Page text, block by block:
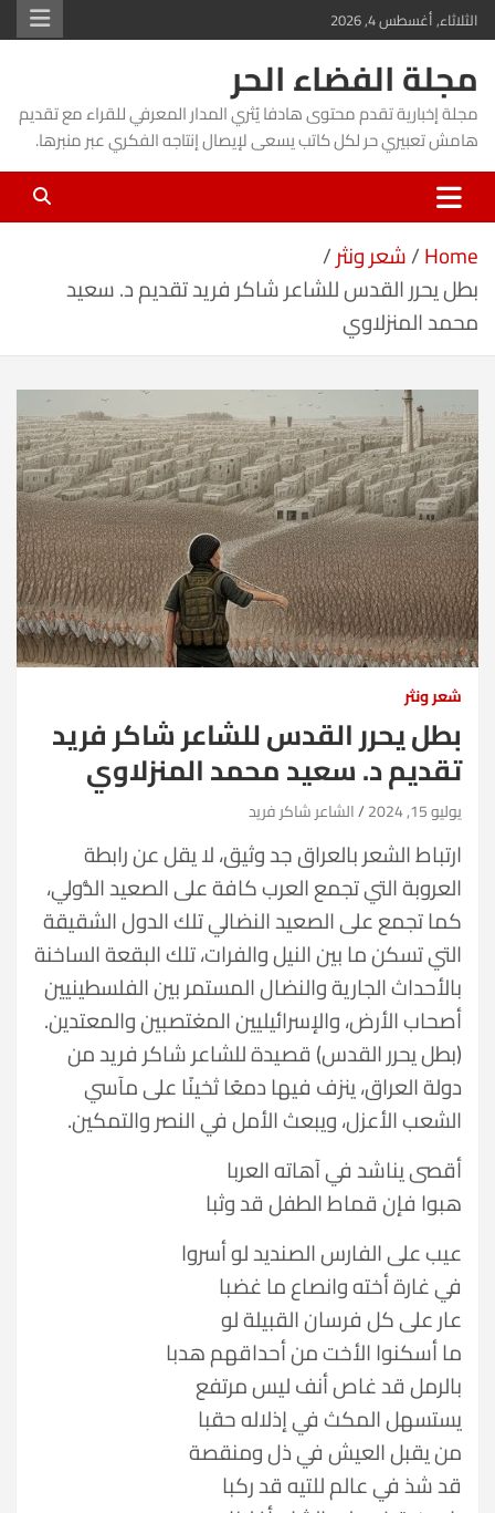
Skip
to
content
الثلاثاء, أغسطس 4, 2026
مجلة الفضاء الحر
مجلة إخبارية تقدم محتوى هادفا يُثري المدار المعرفي للقراء مع تقديم
هامش تعبيري حر لكل كاتب يسعى لإيصال إنتاجه الفكري عبر منبرها.
Home شعر ونثر
بطل يحرر القدس للشاعر شاكر فريد تقديم د. سعيد
محمد المنزلاوي
شعر ونثر
بطل يحرر القدس للشاعر شاكر فريد
تقديم د. سعيد محمد المنزلاوي
يوليو 15, 2024 الشاعر شاكر فريد
ارتباط الشعر بالعراق جد وثيق، لا يقل عن رابطة
العروبة التي تجمع العرب كافة على الصعيد الدُّولي،
كما تجمع على الصعيد النضالي تلك الدول الشقيقة
التي تسكن ما بين النيل والفرات، تلك البقعة الساخنة
بالأحداث الجارية والنضال المستمر بين الفلسطينيين
أصحاب الأرض، والإسرائيليين المغتصبين والمعتدين.
(بطل يحرر القدس) قصيدة للشاعر شاكر فريد من
دولة العراق، ينزف فيها دمعًا ثخينًا على مآسي
الشعب الأعزل، ويبعث الأمل في النصر والتمكين.
أقصى يناشد في آهاته العربا
هبوا فإن قماط الطفل قد وثبا
عيب على الفارس الصنديد لو أسروا
في غارة أخته وانصاع ما غضبا
عار على كل فرسان القبيلة لو
ما أسكنوا الأخت من أحداقهم هدبا
بالرمل قد غاص أنف ليس مرتفع
يستسهل المكث في إذلاله حقبا
من يقبل العيش في ذل ومنقصة
قد شذ في عالم للتيه قد ركبا